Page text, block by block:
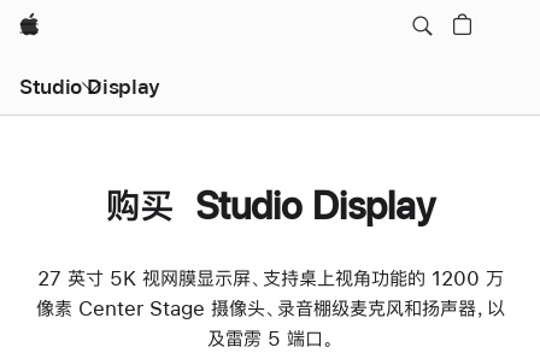
Apple
Studio Display
购买 Studio Display
27 英寸 5K 视网膜显示屏、支持桌上视角功能的 1200 万
像素 Center Stage 摄像头、录音棚级麦克风和扬声器，以
及雷雳 5 端口。